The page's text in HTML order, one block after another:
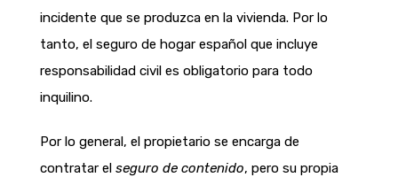
incidente que se produzca en la vivienda. Por lo
tanto, el seguro de hogar español que incluye
responsabilidad civil es obligatorio para todo
inquilino.
Por lo general, el propietario se encarga de
contratar el seguro de contenido, pero su propia